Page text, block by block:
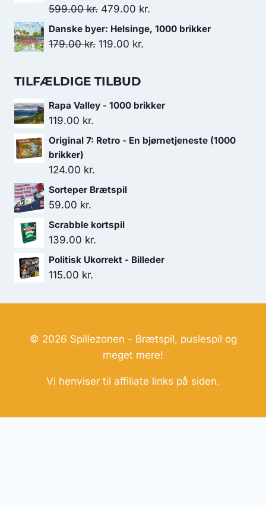
var:
249.00 kr..
er:
179.00 kr..
599.00kr. Den
oprindelige
pris
479.00 kr.
aktuelle
Danske byer: Helsinge, 1000 brikker
179.00kr. Den
pris
179.00 kr..
119.00 kr.
119.00 kr..
TILFÆLDIGE TILBUD
Rapa Valley - 1000 brikker
119.00 kr.
Original 7: Retro - En bjørnetjeneste (1000
brikker)
124.00 kr.
Sorteper Brætspil
59.00 kr.
Scrabble kortspil
139.00 kr.
Politisk Ukorrekt - Billeder
115.00 kr.
© 2026 Spillezonen - Brætspil, puslespil og
meget mere!
Vi henviser til affiliate links på siden.